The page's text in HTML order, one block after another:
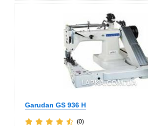
Garudan GS 936 H
(0)